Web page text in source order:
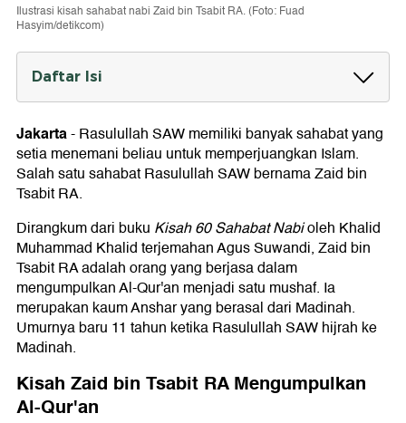
Ilustrasi kisah sahabat nabi Zaid bin Tsabit RA. (Foto: Fuad
Hasyim/detikcom)
Daftar Isi
Kisah Zaid bin Tsabit RA Mengumpulkan Al-
Qur'an
Sekilas tentang Zaid bin Tsabit RA
Jakarta-Rasulullah SAW memiliki banyak sahabat yang
setia menemani beliau untuk memperjuangkan Islam.
Salah satu sahabat Rasulullah SAW bernama Zaid bin
Tsabit RA.
Dirangkum dari buku Kisah 60 Sahabat Nabioleh Khalid
Muhammad Khalid terjemahan Agus Suwandi, Zaid bin
Tsabit RA adalah orang yang berjasa dalam
mengumpulkan Al-Qur'an menjadi satu mushaf. Ia
merupakan kaum Anshar yang berasal dari Madinah.
Umurnya baru 11 tahun ketika Rasulullah SAW hijrah ke
Madinah.
Kisah Zaid bin Tsabit RA Mengumpulkan
Al-Qur'an